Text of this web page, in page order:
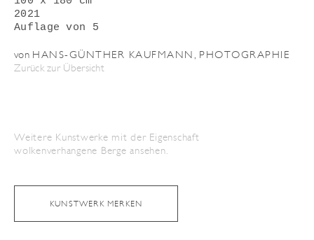
2021
Auflage von 5
von HANS-GÜNTHER KAUFMANN, PHOTOGRAPHIE
Zurück zur Übersicht
Weitere Kunstwerke mit der Eigenschaft
wolkenverhangene Berge ansehen.
KUNSTWERK MERKEN